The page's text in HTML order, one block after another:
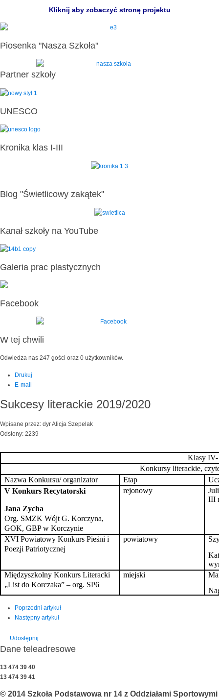
Kliknij aby zobaczyć stronę projektu
Piosenka "Nasza Szkoła"
Partner szkoły
UNESCO
Kronika klas I-III
Blog "Świetlicowy zakątek"
Kanał szkoły na YouTube
Galeria prac plastycznych
Facebook
W tej chwili
Odwiedza nas 247 gości oraz 0 użytkowników.
Drukuj
E-mail
Sukcesy literackie 2019/2020
Wpisane przez: dyr Alicja Szepelak
Odsłony: 2239
Klasy
Konkursy literackie,
Nazwa Konkursu/ organizator
Etap
V Konkurs Recytatorski
Jana Zycha
Org. SMZK Wójt G. Korczyna,
GOK, GBP w Korczynie
rejonowy
III
XVI Powiatowy Konkurs Pieśni i
Poezji Patriotycznej
powiatowy
Międzyszkolny Konkurs Literacki
„List do Korczaka” – org. SP6
miejski
Poprzedni artykuł
Następny artykuł
Udostępnij
Dane teleadresowe
13 474 39 40
13 474 39 41
© 2014 Szkoła Podstawowa nr 14 z Oddziałami Sportowymi